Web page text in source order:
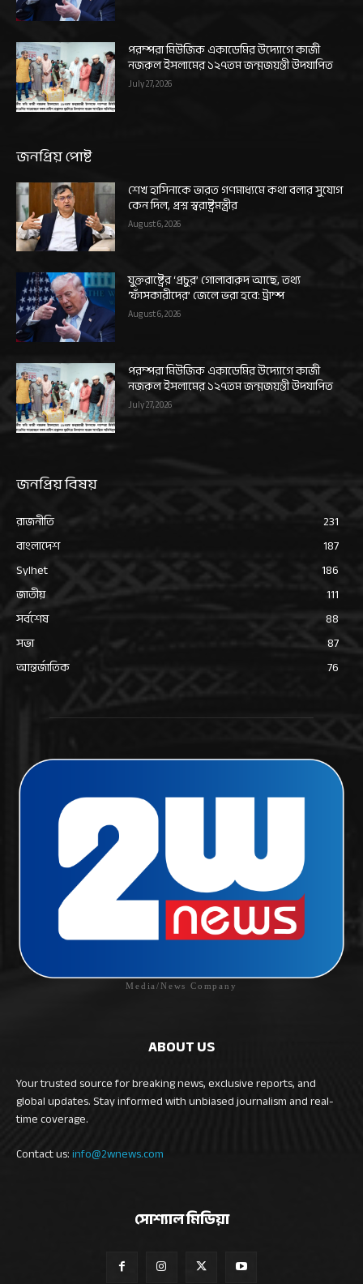
পরম্পরা মিউজিক একাডেমির উদ্যোগে কাজী
নজরুল ইসলামের ১২৭তম জন্মজয়ন্তী উদযাপিত
July 27, 2026
জনপ্রিয় পোষ্ট
শেখ হাসিনাকে ভারত গণমাধ্যমে কথা বলার সুযোগ
কেন দিল, প্রশ্ন স্বরাষ্ট্রমন্ত্রীর
August 6, 2026
যুক্তরাষ্ট্রের ‘প্রচুর’ গোলাবারুদ আছে, তথ্য
‘ফাঁসকারীদের’ জেলে ভরা হবে: ট্রাম্প
August 6, 2026
পরম্পরা মিউজিক একাডেমির উদ্যোগে কাজী
নজরুল ইসলামের ১২৭তম জন্মজয়ন্তী উদযাপিত
July 27, 2026
জনপ্রিয় বিষয়
রাজনীতি
231
বাংলাদেশ
187
Sylhet
186
জাতীয়
111
সর্বশেষ
88
সভা
87
আন্তর্জাতিক
76
Media/News Company
ABOUT US
Your trusted source for breaking news, exclusive reports, and
global updates. Stay informed with unbiased journalism and real-
time coverage.
Contact us:info@2wnews.com
সোশ্যাল মিডিয়া